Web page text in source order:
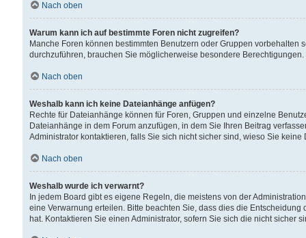
Nach oben
Warum kann ich auf bestimmte Foren nicht zugreifen?
Manche Foren können bestimmten Benutzern oder Gruppen
durchzuführen, brauchen Sie möglicherweise besondere
Nach oben
Weshalb kann ich keine Dateianhänge anfügen?
Rechte für Dateianhänge können für Foren, Gruppen und einzelne
Dateianhänge in dem Forum anzufügen, in dem Sie Ihren Beitrag
Administrator kontaktieren, falls Sie sich nicht sicher sind, wieso Sie
Nach oben
Weshalb wurde ich verwarnt?
In jedem Board gibt es eigene Regeln, die meistens von der
eine Verwarnung erteilen. Bitte beachten Sie, dass dies die
hat. Kontaktieren Sie einen Administrator, sofern Sie sich die nicht sicher